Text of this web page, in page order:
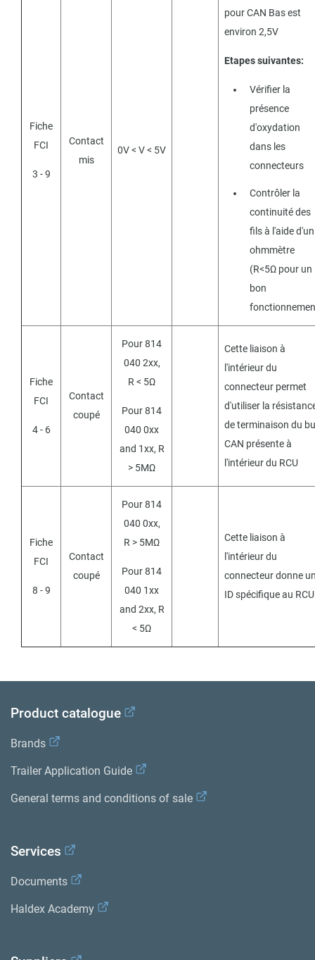
Fiche
FCI
3 - 9
Contact
mis
0V < V < 5V
pour CAN Bas est
environ 2,5V
Etapes suivantes:
Vérifier la
présence
d'oxydation
dans les
connecteurs
Contrôler la
continuité des
fils à l'aide d'un
ohmmètre
(R<5Ω pour un
bon
Fiche
FCI
4 - 6
Contact
coupé
Pour 814
040 2xx,
R < 5Ω
Pour 814
040 0xx
and 1xx, R
> 5MΩ
Cette liaison à
l'intérieur du
connecteur permet
d'utiliser la
de terminaison du
CAN présente à
l'intérieur du RCU
Fiche
FCI
8 - 9
Contact
coupé
Pour 814
040 0xx,
R > 5MΩ
Pour 814
040 1xx
and 2xx, R
< 5Ω
Cette liaison à
l'intérieur du
connecteur donne
ID spécifique au RCU
Product catalogue
Brands
Trailer Application Guide
General terms and conditions of sale
Services
Documents
Haldex Academy